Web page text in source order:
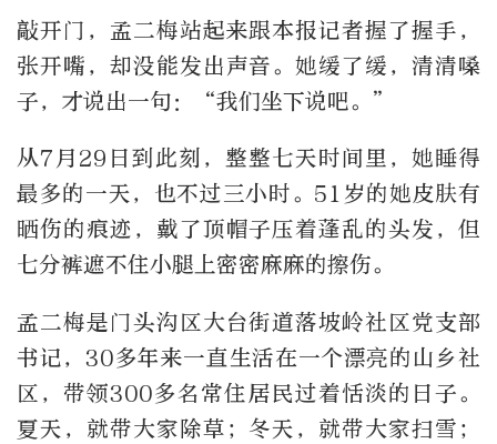
敲开门，孟二梅站起来跟本报记者握了握手，
张开嘴，却没能发出声音。她缓了缓，清清嗓
子，才说出一句：“我们坐下说吧。”
从7月29日到此刻，整整七天时间里，她睡得
最多的一天，也不过三小时。51岁的她皮肤有
晒伤的痕迹，戴了顶帽子压着蓬乱的头发，但
七分裤遮不住小腿上密密麻麻的擦伤。
孟二梅是门头沟区大台街道落坡岭社区党支部
书记，30多年来一直生活在一个漂亮的山乡社
区，带领300多名常住居民过着恬淡的日子。
夏天，就带大家除草；冬天，就带大家扫雪；